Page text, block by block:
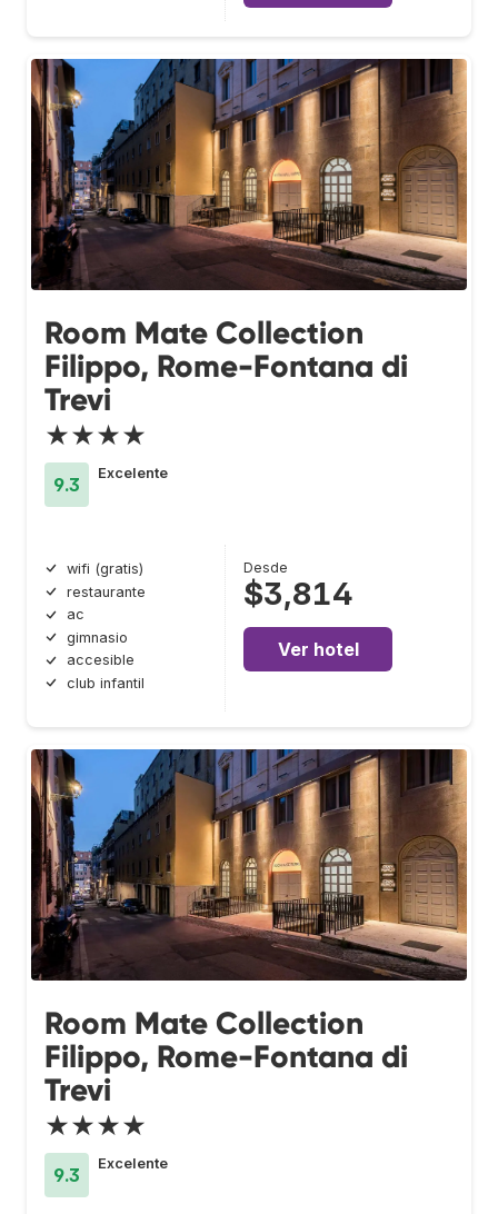
Room Mate Collection
Filippo, Rome-Fontana di
Trevi
★★★★
9.3
Excelente
wifi (gratis)
restaurante
ac
gimnasio
accesible
club infantil
Desde
$3,814
Ver hotel
Room Mate Collection
Filippo, Rome-Fontana di
Trevi
★★★★
9.3
Excelente